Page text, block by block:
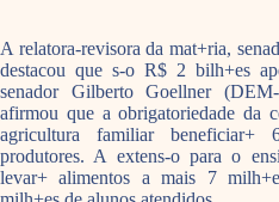
A relatora-revisora da mat+ria,
destacou que s-o R$ 2 bilh+es
senador Gilberto Goellner
afirmou que a obrigatoriedade da
agricultura familiar
produtores. A extens-o para o
levar+ alimentos a mais 7